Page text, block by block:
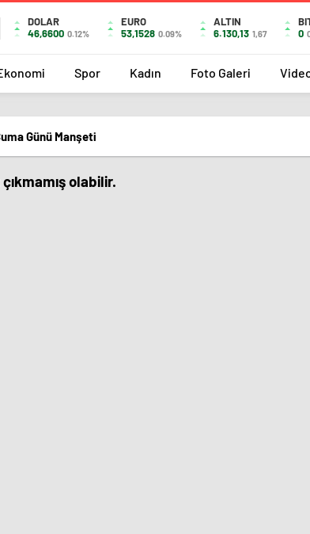
DOLAR
46,6600 0.12%
EURO
53,1528 0.09%
ALTIN
6.130,13 1,67
0
Spor Kadın Foto Galeri
Günü Manşeti
olabilir.